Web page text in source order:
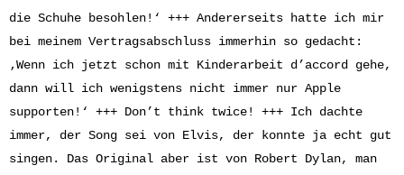
die Schuhe besohlen!‘ +++ Andererseits hatte ich mir
bei meinem Vertragsabschluss immerhin so gedacht:
‚Wenn ich jetzt schon mit Kinderarbeit d’accord gehe,
dann will ich wenigstens nicht immer nur Apple
supporten!‘ +++ Don’t think twice! +++ Ich dachte
immer, der Song sei von Elvis, der konnte ja echt gut
singen. Das Original aber ist von Robert Dylan, man